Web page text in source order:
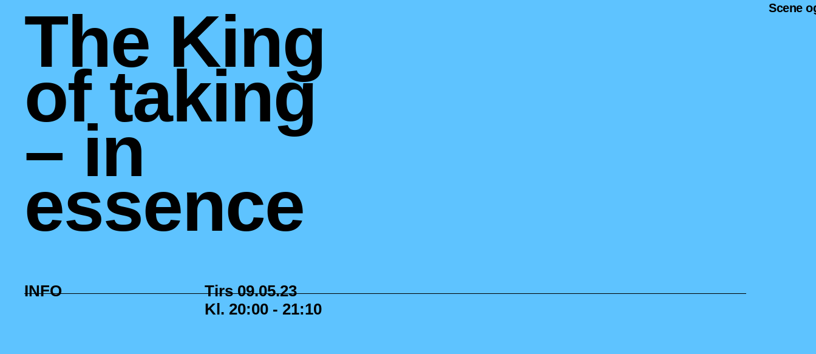
Scene
The King
of taking
– in
essence
INFO
Tirs 09.05.23
Kl. 20:00 - 21:10